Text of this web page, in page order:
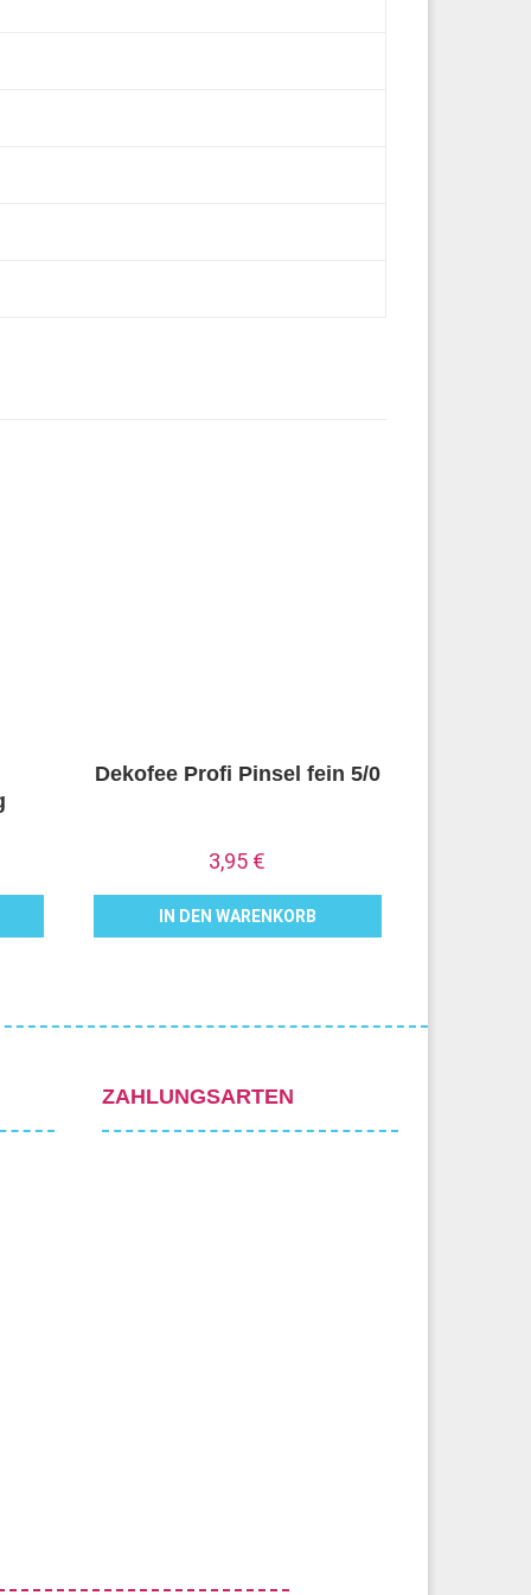
Dekofee Profi Pinsel fein 5/0
3,95 €
IN DEN WARENKORB
ZAHLUNGSARTEN